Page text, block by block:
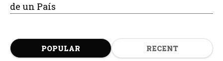
de un País
POPULAR RECENT